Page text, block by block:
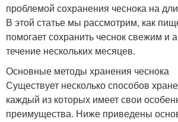
проблемой сохранения чеснока на
В этой статье мы рассмотрим, как
помогает сохранить чеснок свежим и
течение нескольких месяцев.
Основные методы хранения чеснока
Существует несколько способов
каждый из которых имеет свои
преимущества. Ниже приведены